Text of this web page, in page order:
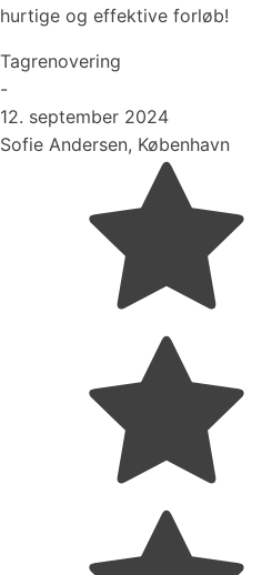
hurtige og effektive forløb!
Tagrenovering
-
12. september 2024
Sofie Andersen, København